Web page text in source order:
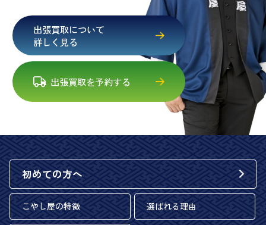
出張買取について
詳しく見る
出張買取を予約する
初めての方へ
こやし屋の特徴 選ばれる理由